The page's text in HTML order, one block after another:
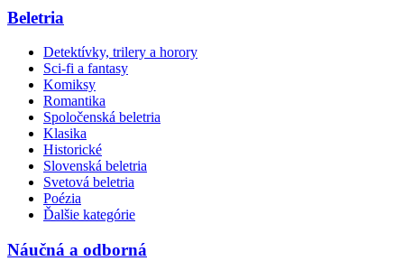
Beletria
Detektívky, trilery a horory
Sci-fi a fantasy
Komiksy
Romantika
Spoločenská beletria
Klasika
Historické
Slovenská beletria
Svetová beletria
Poézia
Ďalšie kategórie
Náučná a odborná